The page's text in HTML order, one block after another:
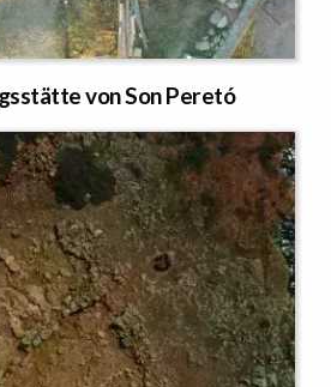
von Son Peretó